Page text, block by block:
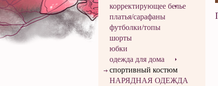
корректирующее белье
платья/сарафаны
футболки/топы
шорты
юбки
одежда для дома
спортивный костюм
НАРЯДНАЯ ОДЕЖДА